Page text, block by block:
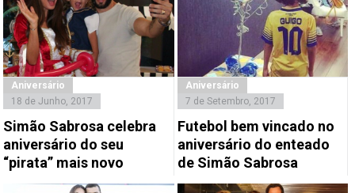
Aniversário
18 de Junho, 2017
Simão Sabrosa celebra
aniversário do seu
“pirata” mais novo
Aniversário
7 de Setembro, 2017
Futebol bem vincado no
aniversário do enteado
de Simão Sabrosa